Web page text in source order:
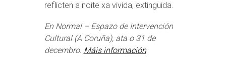
reflicten a noite xa vivida, extinguida.
En Normal – Espazo de Intervención
Cultural (A Coruña), ata o 31 de
decembro. Máis información